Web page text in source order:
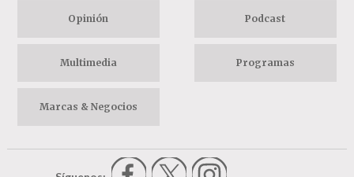
Opinión Podcast
Multimedia Programas
Marcas & Negocios